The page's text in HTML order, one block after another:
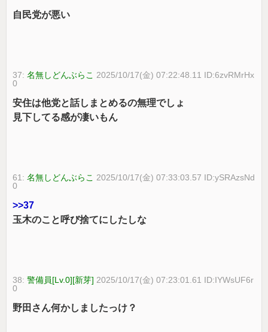
自民党が悪い
37:名無しどんぶらこ 2025/10/17(金) 07:22:48.11 ID:6zvRMrHx
0
安住は他党と話しまとめるの無理でしょ
見下してる感が凄いもん
61:名無しどんぶらこ 2025/10/17(金) 07:33:03.57 ID:ySRAzsNd
0
>>37
玉木のこと呼び捨てにしたしな
38:警備員[Lv.0][新芽] 2025/10/17(金) 07:23:01.61 ID:IYWsUF6r
0
野田さん何かしましたっけ？